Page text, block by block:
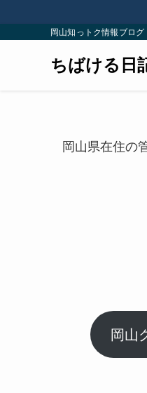
岡山知っトク情報ブログ
ちばける日
岡山県在住の
岡山